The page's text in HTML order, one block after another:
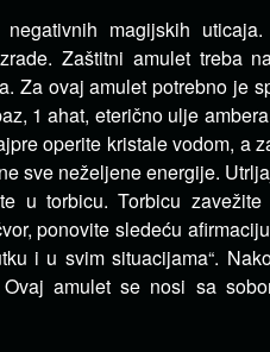
magijskih
Zaštitni amulet treba
Za ovaj amulet potrebno je
1 ahat, eterično ulje
operite kristale vodom, a
sve neželjene energije.
u torbicu. Torbicu zavežite
ponovite sledeću
i u svim situacijama“.
amulet se nosi sa